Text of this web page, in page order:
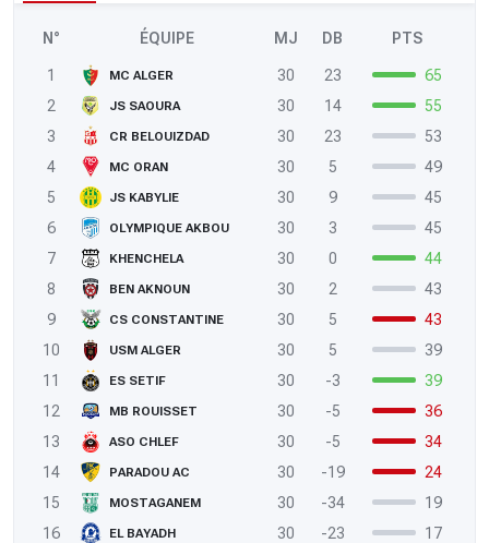
N° ÉQUIPE MJ DB PTS
1 MC ALGER 30 23
65
2
JS SAOURA 30 14
55
3
CR BELOUIZDAD 30 23
53
4
MC ORAN 30 5
49
5
JS KABYLIE 30 9
45
6
OLYMPIQUE AKBOU 30 3
45
7
KHENCHELA 30 0
44
8
BEN AKNOUN 30 2
43
9
CS CONSTANTINE 30 5
43
10
USM ALGER 30 5
39
11
ES SETIF 30 -3
39
12
MB ROUISSET 30 -5
36
13
ASO CHLEF 30 -5
34
14
PARADOU AC 30 -19
24
15
MOSTAGANEM 30 -34
19
16
EL BAYADH 30 -23 17